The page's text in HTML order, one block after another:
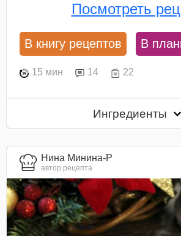
Посмотреть
В книгу рецептов В
15 мин 14 22
Ингредиенты
Нина Минина-Р
автор рецепта